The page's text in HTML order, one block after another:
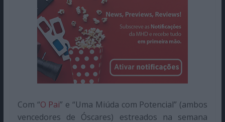
Com “O Pai” e “Uma Miúda com Potencial” (ambos
vencedores de Óscares) estreados na semana